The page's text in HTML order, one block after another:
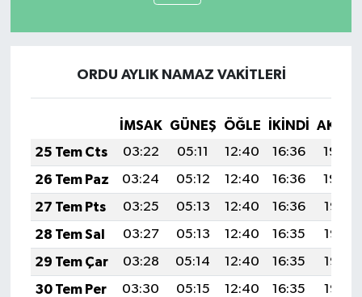
ORDU AYLIK NAMAZ VAKITLERI
İMSAK GÜNEŞ ÖĞLE İKINDI
25 Tem Cts
03:22 05:11 12:40 16:36
19:59
26 Tem Paz
03:24 05:12 12:40 16:36
19:59
27 Tem Pts
03:25 05:13 12:40 16:36
19:58
28 Tem Sal
03:27 05:13 12:40 16:35
19:57
29 Tem Çar
03:28 05:14 12:40 16:35
19:56
30 Tem Per
03:30 05:15 12:40 16:35
19:55